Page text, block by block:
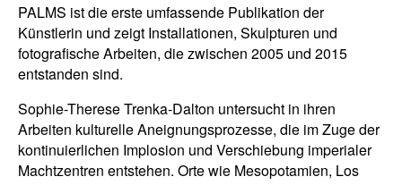
PALMS ist die erste umfassende Publikation der
Künstlerin und zeigt Installationen, Skulpturen und
fotografische Arbeiten, die zwischen 2005 und 2015
entstanden sind.
Sophie-Therese Trenka-Dalton untersucht in ihren
Arbeiten kulturelle Aneignungsprozesse, die im Zuge der
kontinuierlichen Implosion und Verschiebung imperialer
Machtzentren entstehen. Orte wie Mesopotamien, Los